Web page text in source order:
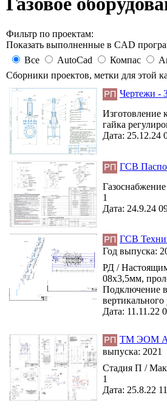
Фильтр по проектам:
Показать выполненные в CAD
Все
AutoCad Компас
Сборники проектов, метки для этой
Чертежи -
Изготовление
гайка
Дата: 25.12.24
ГСВ
1
Дата: 24.9.24
ГСВ
Год выпуска:
РД / Настоящим
08х3,5мм,
Подключение
Дата: 11.11.22
ТМ ЭОМ
выпуска: 2021
Стадия П /
1
Дата: 25.8.22